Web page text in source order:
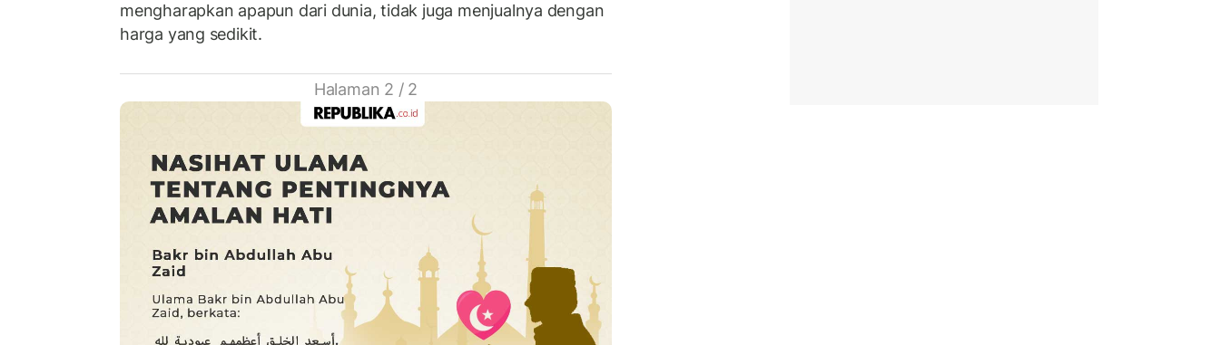
mengharapkan apapun dari dunia, tidak juga menjualnya dengan
harga yang sedikit.
Halaman 2 / 2